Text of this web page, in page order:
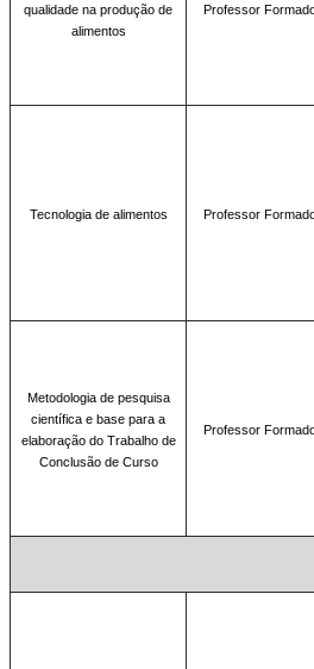
qualidade na produção de
alimentos
Professor
Tecnologia de alimentos Professor
Metodologia de pesquisa
científica e base para a
elaboração do Trabalho de
Conclusão de Curso
Professor